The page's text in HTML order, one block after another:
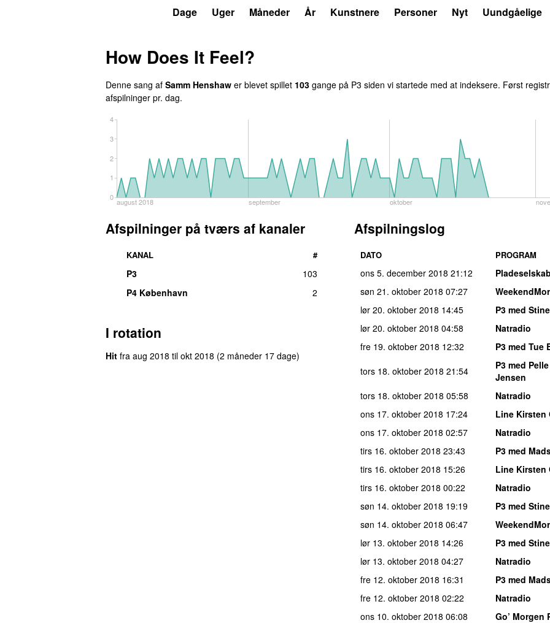
Dage Uger Måneder År Kunstnere Personer Nyt Uundgåelige
How Does It Feel?
Denne sang af Samm Henshaw er blevet spillet 103 gange på P3 siden vi startede med at indeksere. Først
afspilninger pr. dag.
august 2018 september oktober
0
1
2
3
4
Afspilninger på tværs af kanaler
KANAL #
P3
103
P4 København
2
I rotation
Hit fra aug 2018 til okt 2018 (2 måneder 17 dage)
Afspilningslog
DATO PROGRAM
ons 5. december 2018 21:12
søn 21. oktober 2018 07:27
lør 20. oktober 2018 14:45
P3 med
lør 20. oktober 2018 04:58
Natradio
fre 19. oktober 2018 12:32
P3 med Tue
tors 18. oktober 2018 21:54 P3 med
Jensen
tors 18. oktober 2018 05:58
Natradio
ons 17. oktober 2018 17:24
Line Kirsten
ons 17. oktober 2018 02:57
Natradio
tirs 16. oktober 2018 23:43
P3 med
tirs 16. oktober 2018 15:26
Line Kirsten
tirs 16. oktober 2018 00:22
Natradio
søn 14. oktober 2018 19:19
P3 med
søn 14. oktober 2018 06:47
lør 13. oktober 2018 14:26
P3 med
lør 13. oktober 2018 04:27
Natradio
fre 12. oktober 2018 16:31
P3 med
fre 12. oktober 2018 02:22
Natradio
ons 10. oktober 2018 06:08
Go’ Morgen